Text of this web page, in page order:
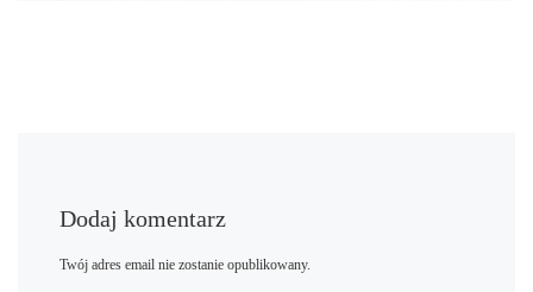
Dodaj komentarz
Twój adres email nie zostanie opublikowany.